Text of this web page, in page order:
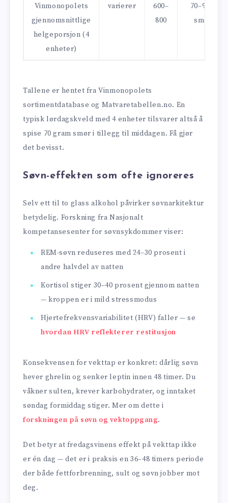
Vinmonopolets
gjennomsnittlige
helgeporsjon (4
enheter)
varierer
600–
800
70–90 g
smør
Tallene er hentet fra Vinmonopolets
sortimentdatabase og Matvaretabellen.no. En
typisk lørdagskveld med 4 enheter tilsvarer altså å
spise 70 gram smør i tillegg til middagen. Få gjør
det bevisst.
Søvn-effekten som ofte ignoreres
Selv ett til to glass alkohol påvirker søvnarkitektur
betydelig. Forskning fra Nasjonalt
kompetansesenter for søvnsykdommer viser:
REM-søvn reduseres med 24–30 prosent i
andre halvdel av natten
Kortisol stiger 30–40 prosent gjennom natten
— kroppen er i mild stressmodus
Hjertefrekvensvariabilitet (HRV) faller — se
hvordan HRV reflekterer restitusjon
Konsekvensen for vekttap er konkret: dårlig søvn
hever ghrelin og senker leptin innen 48 timer. Du
våkner sulten, krever karbohydrater, og inntaket
søndag formiddag stiger. Mer om dette i
forskningen på søvn og vektoppgang.
Det betyr at fredagsvinens effekt på vekttap ikke
er én dag — det er i praksis en 36–48 timers periode
der både fettforbrenning, sult og søvn jobber mot
deg.